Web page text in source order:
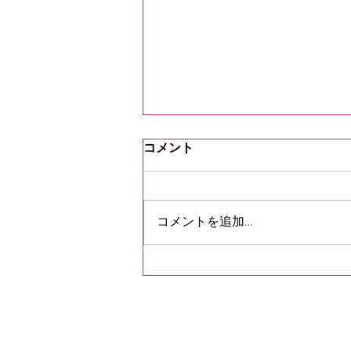
須磨寺のＵ様からピアスをま
コメント
コメントを追加…